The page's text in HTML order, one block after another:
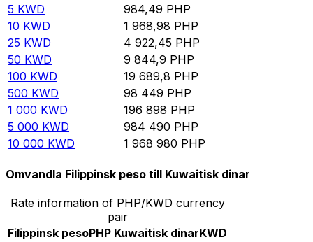
5 KWD 984,49 PHP
10 KWD 1 968,98 PHP
25 KWD 4 922,45 PHP
50 KWD 9 844,9 PHP
100 KWD 19 689,8 PHP
500 KWD 98 449 PHP
1 000 KWD 196 898 PHP
5 000 KWD 984 490 PHP
10 000 KWD 1 968 980 PHP
Omvandla Filippinsk peso till Kuwaitisk dinar
Rate information of PHP/KWD currency
pair
Filippinsk pesoPHP Kuwaitisk dinarKWD